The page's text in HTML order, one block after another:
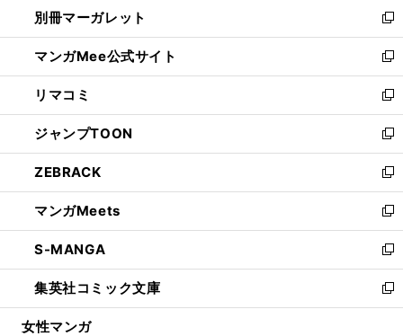
く
で
開
く
ィ
ン
ド
ウ
で
開
く
い
ウ
ィ
ン
ド
ウ
で
開
く
別冊マーガレット
新
し
い
ウ
ィ
ン
ド
ウ
で
開
く
マンガMee公式サイト
新
し
い
ウ
ィ
ン
ド
ウ
で
開
く
リマコミ
新
し
い
ウ
ィ
ン
ド
ウ
で
開
く
ジャンプTOON
新
し
い
ウ
ィ
ン
ド
ウ
で
開
ZEBRACK
新
し
い
ウ
ィ
ン
ド
ウ
マンガMeets
新
し
い
ウ
ィ
ン
S-MANGA
新
し
い
ウ
集英社コミック文庫
新
し
女性マンガ